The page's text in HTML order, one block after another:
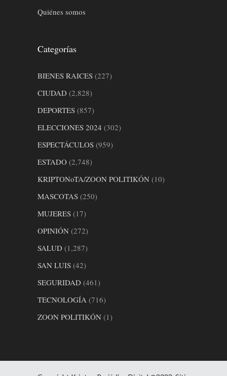
Quiénes somos
Categorías
BIENES RAICES (227)
CIUDAD (2,828)
DEPORTES (857)
ELECCIONES 2024 (302)
ESPECTÁCULOS (959)
ESTADO (2,748)
KRIPTONoTA/ZOON POLITIKÓN (10)
MASCOTAS (250)
MUJERES (17)
OPINIÓN (272)
SALUD (1,287)
SAN LUIS (42)
SEGURIDAD (461)
TECNOLOGÍA (716)
ZOON POLITIKÓN (1)